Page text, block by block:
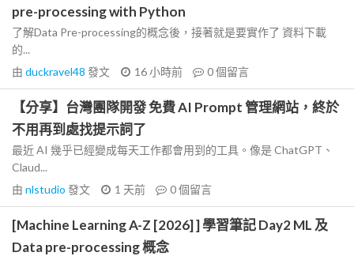
pre-processing with Python
了解Data Pre-processing的概念後，接著就是要實作了 資料下載
的...
由 duckravel48 發文 16 小時前 0個留言
【分享】台灣團隊開發 免費 AI Prompt 管理網站，終於
不用再到處找提示詞了
最近 AI 幾乎已經變成每天工作都會用到的工具。像是 ChatGPT、
Claud...
由 nlstudio 發文 1 天前 0個留言
[Machine Learning A-Z [2026] ] 學習筆記 Day2 ML 及
Data pre-processing 概念